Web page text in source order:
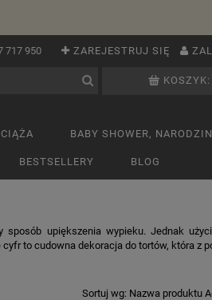
ZAREJESTRUJ SIĘ
717 950
KOSZYK:
CIĄŻA BABY SHOWER,
BESTSELLERY BLOG
upiększenia wypieku. Jednak
to cudowna dekoracja do tortów, która z
Sortuj wg: Nazwa produktu